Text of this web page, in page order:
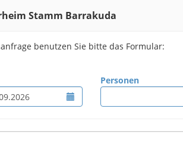
Stamm Barrakuda
benutzen Sie bitte das Formular:
Personen